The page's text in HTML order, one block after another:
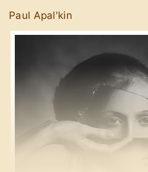
Paul Apal'kin